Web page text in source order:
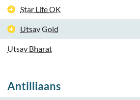
Star Life OK
Utsav Gold
Utsav Bharat
Antilliaans